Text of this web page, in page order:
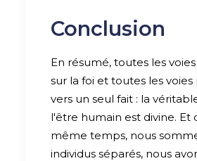
Conclusion
En résumé, toutes les
sur la foi et toutes les
vers un seul fait : la
l'être humain est divine. Et
même temps, nous
individus séparés, nous